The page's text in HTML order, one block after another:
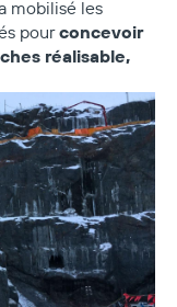
mobilisé les
pourconcevoir
réalisable,